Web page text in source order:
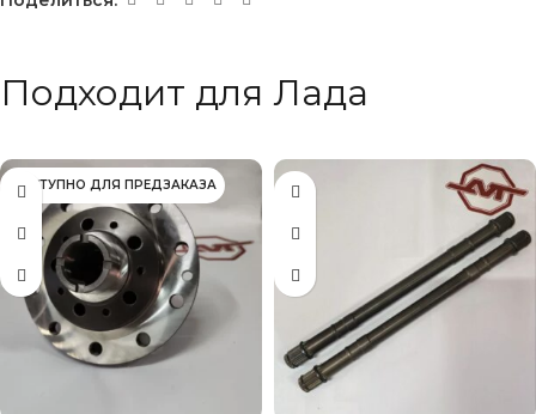
Подходит для Лада
ДОСТУПНО ДЛЯ ПРЕДЗАКАЗА